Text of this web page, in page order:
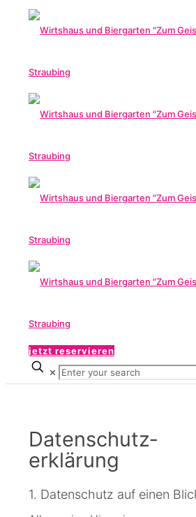
jetzt reservieren
✕
Datenschutz­
erklärung
1. Datenschutz auf einen